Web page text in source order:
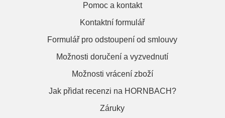
Pomoc a kontakt
Kontaktní formulář
Formulář pro odstoupení od smlouvy
Možnosti doručení a vyzvednutí
Možnosti vrácení zboží
Jak přidat recenzi na HORNBACH?
Záruky